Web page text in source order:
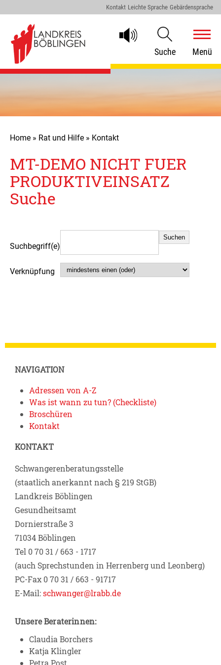
Kontakt Leichte Sprache Gebärdensprache
Suche Menü
Home » Rat und Hilfe » Kontakt
MT-DEMO NICHT FUER
PRODUKTIVEINSATZ
Suche
Suchbegriff(e)
Verknüpfung
NAVIGATION
Adressen von A-Z
Was ist wann zu tun? (Checkliste)
Broschüren
Kontakt
KONTAKT
Schwangerenberatungsstelle
(staatlich anerkannt nach § 219 StGB)
Landkreis Böblingen
Gesundheitsamt
Dornierstraße 3
71034 Böblingen
Tel 0 70 31 / 663 - 1717
(auch Sprechstunden in Herrenberg und Leonberg)
PC-Fax 0 70 31 / 663 - 91717
E-Mail:schwanger@lrabb.de
Unsere Beraterinnen:
Claudia Borchers
Katja Klingler
Petra Post